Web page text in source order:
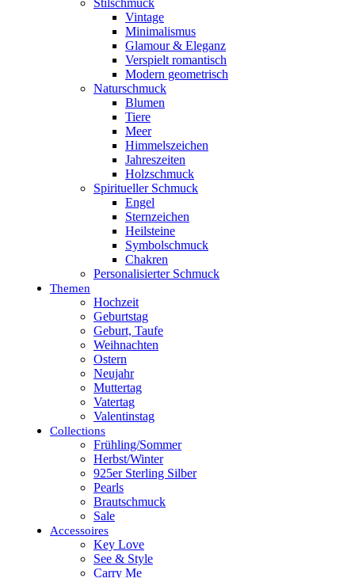
Stilschmuck
Vintage
Minimalismus
Glamour & Eleganz
Verspielt romantisch
Modern geometrisch
Naturschmuck
Blumen
Tiere
Meer
Himmelszeichen
Jahreszeiten
Holzschmuck
Spiritueller Schmuck
Engel
Sternzeichen
Heilsteine
Symbolschmuck
Chakren
Personalisierter Schmuck
Themen
Hochzeit
Geburtstag
Geburt, Taufe
Weihnachten
Ostern
Neujahr
Muttertag
Vatertag
Valentinstag
Collections
Frühling/Sommer
Herbst/Winter
925er Sterling Silber
Pearls
Brautschmuck
Sale
Accessoires
Key Love
See & Style
Carry Me